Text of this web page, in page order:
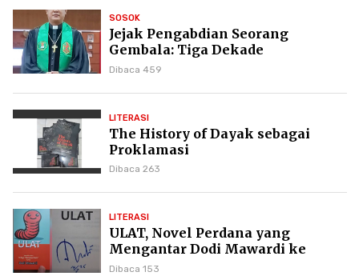
SOSOK
Jejak Pengabdian Seorang
Gembala: Tiga Dekade
Kepemimpinan Pdt. Dr. Yulius
Dibaca 459
LITERASI
The History of Dayak sebagai
Proklamasi
Dibaca 263
LITERASI
ULAT, Novel Perdana yang
Mengantar Dodi Mawardi ke
Puncak Karier Kepenulisan
Dibaca 153